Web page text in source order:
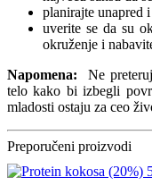
planirajte unapred
uverite se da su
okruženje i
Napomena: Ne
telo kako bi izbegli
mladosti ostaju za ceo
Preporučeni proizvodi